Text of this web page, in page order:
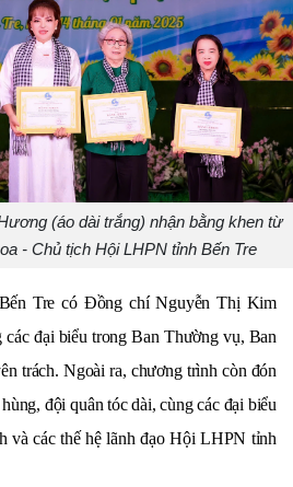
(áo dài trắng) nhận bằng khen từ
- Chủ tịch Hội LHPN tỉnh Bến Tre
Tre có Đồng chí Nguyễn Thị Kim
đại biểu trong Ban Thường vụ, Ban
trách. Ngoài ra, chương trình còn đón
đội quân tóc dài, cùng các đại biểu
và các thế hệ lãnh đạo Hội LHPN tỉnh